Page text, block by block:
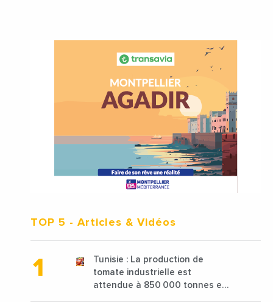
TOP 5 - Articles & Vidéos
Tunisie : La production de
tomate industrielle est
attendue à 850 000 tonnes en